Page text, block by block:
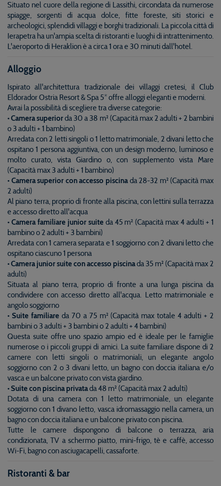
Situato nel cuore della regione di Lassithi, circondata da numerose
spiagge, sorgenti di acqua dolce, fitte foreste, siti storici e
archeologici, splendidi villaggi e borghi tradizionali. La piccola città di
Ierapetra ha un'ampia scelta di ristoranti e luoghi di intrattenimento.
L'aeroporto di Heraklion è a circa 1 ora e 30 minuti dall'hotel.
Alloggio
Ispirato all'architettura tradizionale dei villaggi cretesi, il Club
Eldorador Ostria Resort & Spa 5* offre alloggi eleganti e moderni.
Avrai la possibilità di scegliere tra diverse categorie:
• Camera superiorda 30 a 38 m² (Capacità max 2 adulti + 2 bambini
o 3 adulti + 1 bambino)
Arredata con 2 letti singoli o 1 letto matrimoniale, 2 divani letto che
ospitano 1 persona aggiuntiva, con un design moderno, luminoso e
molto curato, vista Giardino o, con supplemento vista Mare
(Capacità max 3 adulti + 1 bambino)
• Camera superior con accesso piscinada 28-32 m² (Capacità max
2 adulti)
Al piano terra, proprio di fronte alla piscina, con lettini sulla terrazza
e accesso diretto all'acqua
• Camera familiare junior suiteda 45 m² (Capacità max 4 adulti + 1
bambino o 2 adulti + 3 bambini)
Arredata con 1 camera separata e 1 soggiorno con 2 divani letto che
ospitano ciascuno 1 persona
• Camera junior suite con accesso piscinada 35 m² (Capacità max 2
adulti)
Situata al piano terra, proprio di fronte a una lunga piscina da
condividere con accesso diretto all'acqua. Letto matrimoniale e
angolo soggiorno
• Suite familiareda 70 a 75 m² (Capacità max totale 4 adulti + 2
bambini o 3 adulti + 3 bambini o 2 adulti + 4 bambini)
Questa suite offre uno spazio ampio ed è ideale per le famiglie
numerose o i piccoli gruppi di amici. La suite familiare dispone di 2
camere con letti singoli o matrimoniali, un elegante angolo
soggiorno con 2 o 3 divani letto, un bagno con doccia italiana e/o
vasca e un balcone privato con vista giardino.
• Suite con piscina privatada 48 m² (Capacità max 2 adulti)
Dotata di una camera con 1 letto matrimoniale, un elegante
soggiorno con 1 divano letto, vasca idromassaggio nella camera, un
bagno con doccia italiana e un balcone privato con piscina.
Tutte le camere dispongono di balcone o terrazza, aria
condizionata, TV a schermo piatto, mini-frigo, tè e caffè, accesso
Wi-Fi, bagno con asciugacapelli, cassaforte.
Ristoranti & bar